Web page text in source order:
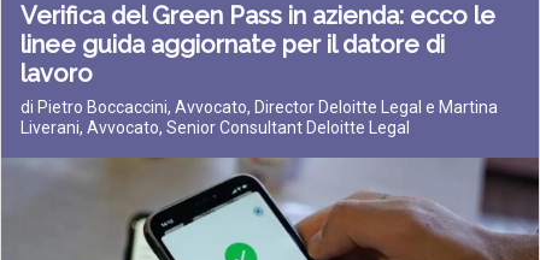
Verifica del Green Pass in azienda: ecco le
linee guida aggiornate per il datore di
lavoro
di Pietro Boccaccini, Avvocato, Director Deloitte Legal e Martina
Liverani, Avvocato, Senior Consultant Deloitte Legal